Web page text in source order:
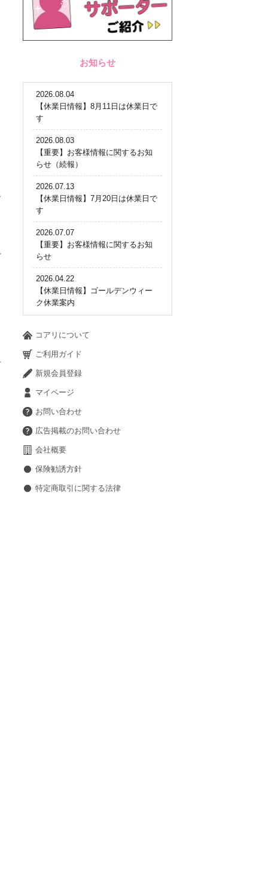
お知らせ
2026.08.04
【休業日情報】8月11日は休業日で
す
2026.08.03
【重要】お客様情報に関するお知
らせ（続報）
2026.07.13
【休業日情報】7月20日は休業日で
す
2026.07.07
【重要】お客様情報に関するお知
らせ
2026.04.22
【休業日情報】ゴールデンウィー
ク休業案内
コアリについて
ご利用ガイド
新規会員登録
マイページ
お問い合わせ
広告掲載のお問い合わせ
会社概要
保険勧誘方針
特定商取引に関する法律